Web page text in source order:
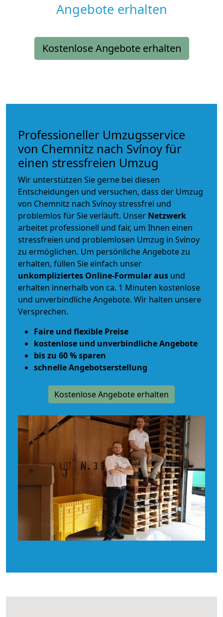
Angebote erhalten
Kostenlose Angebote erhalten
Professioneller Umzugsservice
von Chemnitz nach Svínoy für
einen stressfreien Umzug
Wir unterstützen Sie gerne bei diesen
Entscheidungen und versuchen, dass der Umzug
von Chemnitz nach Svínoy stressfrei und
problemlos für Sie verläuft. Unser Netzwerk
arbeitet professionell und fair, um Ihnen einen
stressfreien und problemlosen Umzug in Svínoy
zu ermöglichen. Um persönliche Angebote zu
erhalten, füllen Sie einfach unser
unkompliziertes Online-Formular aus und
erhalten innerhalb von ca. 1 Minuten kostenlose
und unverbindliche Angebote. Wir halten unsere
Versprechen.
Faire und flexible Preise
kostenlose und unverbindliche Angebote
bis zu 60 % sparen
schnelle Angebotserstellung
Kostenlose Angebote erhalten